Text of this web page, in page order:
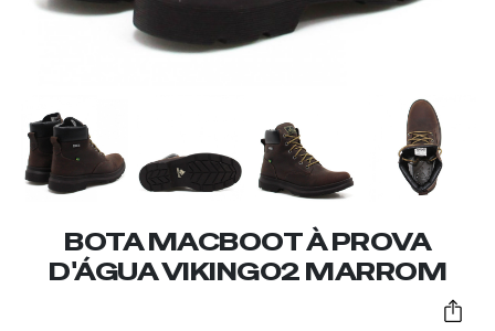
BOTA MACBOOT À PROVA
D'ÁGUA VIKING02 MARROM